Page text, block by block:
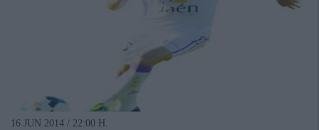
16 JUN 2014 / 22:00 H.